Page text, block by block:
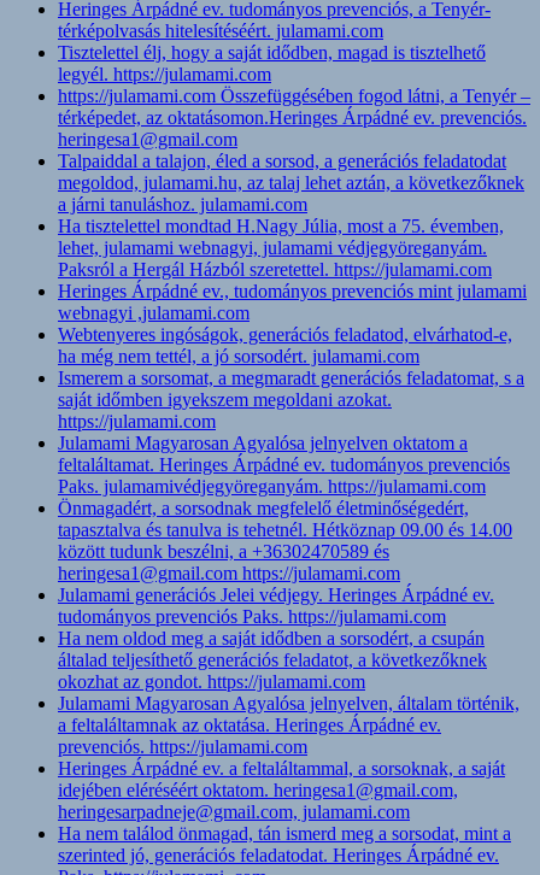
Heringes Árpádné ev. tudományos prevenciós, a Tenyér-
térképolvasás hitelesítéséért. julamami.com
Tisztelettel élj, hogy a saját idődben, magad is tisztelhető
legyél. https://julamami.com
https://julamami.com Összefüggésében fogod látni, a Tenyér –
térképedet, az oktatásomon.Heringes Árpádné ev. prevenciós.
heringesa1@gmail.com
Talpaiddal a talajon, éled a sorsod, a generációs feladatodat
megoldod, julamami.hu, az talaj lehet aztán, a következőknek
a járni tanuláshoz. julamami.com
Ha tisztelettel mondtad H.Nagy Júlia, most a 75. évemben,
lehet, julamami webnagyi, julamami védjegyöreganyám.
Paksról a Hergál Házból szeretettel. https://julamami.com
Heringes Árpádné ev., tudományos prevenciós mint julamami
webnagyi ,julamami.com
Webtenyeres ingóságok, generációs feladatod, elvárhatod-e,
ha még nem tettél, a jó sorsodért. julamami.com
Ismerem a sorsomat, a megmaradt generációs feladatomat, s a
saját időmben igyekszem megoldani azokat.
https://julamami.com
Julamami Magyarosan Agyalósa jelnyelven oktatom a
feltaláltamat. Heringes Árpádné ev. tudományos prevenciós
Paks. julamamivédjegyöreganyám. https://julamami.com
Önmagadért, a sorsodnak megfelelő életminőségedért,
tapasztalva és tanulva is tehetnél. Hétköznap 09.00 és 14.00
között tudunk beszélni, a +36302470589 és
heringesa1@gmail.com https://julamami.com
Julamami generációs Jelei védjegy. Heringes Árpádné ev.
tudományos prevenciós Paks. https://julamami.com
Ha nem oldod meg a saját idődben a sorsodért, a csupán
általad teljesíthető generációs feladatot, a következőknek
okozhat az gondot. https://julamami.com
Julamami Magyarosan Agyalósa jelnyelven, általam történik,
a feltaláltamnak az oktatása. Heringes Árpádné ev.
prevenciós. https://julamami.com
Heringes Árpádné ev. a feltaláltammal, a sorsoknak, a saját
idejében eléréséért oktatom. heringesa1@gmail.com,
heringesarpadneje@gmail.com, julamami.com
Ha nem találod önmagad, tán ismerd meg a sorsodat, mint a
szerinted jó, generációs feladatodat. Heringes Árpádné ev.